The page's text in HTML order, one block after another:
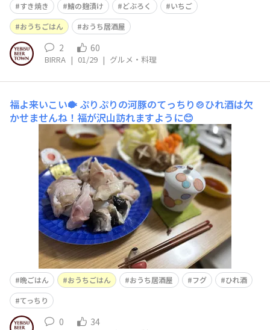
すき焼き 鯖の麹漬け どぶろく
いちご
おうちごはん
おうち居酒屋
2 60
BIRRA | 01/29 | グルメ・料理
福よ来いこい🐡 ぷりぷりの河豚のてっちり🍲ひれ酒は欠
かせませんね！福が沢山訪れますように😊
晩ごはん おうちごはん おうち居酒屋 フグ
ひれ酒
てっちり
0 34